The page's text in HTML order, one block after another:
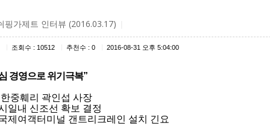
핑가제트 인터뷰 (2016.03.17)
조회수 : 10512 추천수 : 0 2016-08-31 오후 5:04:00
경영으로 위기극복”
중훼리 곽인섭 사장
일내 신조선 확보 결정
제여객터미널 갠트리크레인 설치 긴요